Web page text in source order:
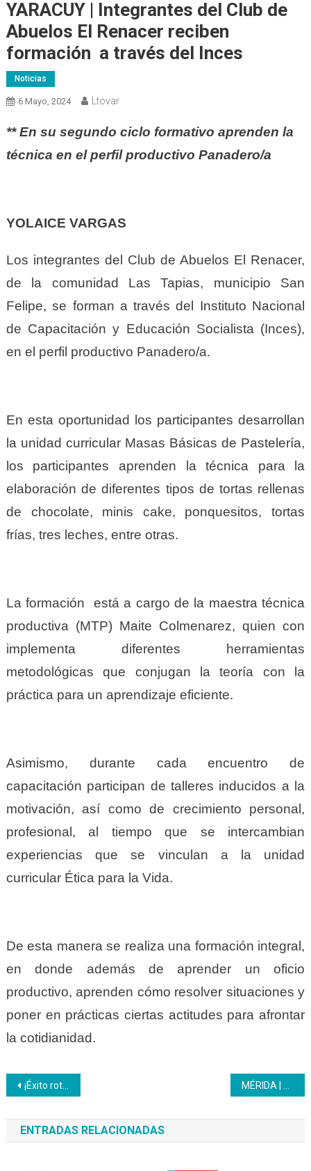
YARACUY | Integrantes del Club de
Abuelos El Renacer reciben
formación a través del Inces
Noticias
6 Mayo, 2024 Ltovar
** En su segundo ciclo formativo aprenden la
técnica en el perfil productivo Panadero/a
YOLAICE VARGAS
Los integrantes del Club de Abuelos El Renacer,
de la comunidad Las Tapias, municipio San
Felipe, se forman a través del Instituto Nacional
de Capacitación y Educación Socialista (Inces),
en el perfil productivo Panadero/a.
En esta oportunidad los participantes desarrollan
la unidad curricular Masas Básicas de Pastelería,
los participantes aprenden la técnica para la
elaboración de diferentes tipos de tortas rellenas
de chocolate, minis cake, ponquesitos, tortas
frías, tres leches, entre otras.
La formación está a cargo de la maestra técnica
productiva (MTP) Maite Colmenarez, quien con
implementa diferentes herramientas
metodológicas que conjugan la teoría con la
práctica para un aprendizaje eficiente.
Asimismo, durante cada encuentro de
capacitación participan de talleres inducidos a la
motivación, así como de crecimiento personal,
profesional, al tiempo que se intercambian
experiencias que se vinculan a la unidad
curricular Ética para la Vida.
De esta manera se realiza una formación integral,
en donde además de aprender un oficio
productivo, aprenden cómo resolver situaciones y
poner en prácticas ciertas actitudes para afrontar
la cotidianidad.
Navegación
de
entradas
¡Éxito rotundo del 1er Festival de Actividad Física «Venezuela Activa Laboral»!
ENTRADAS RELACIONADAS